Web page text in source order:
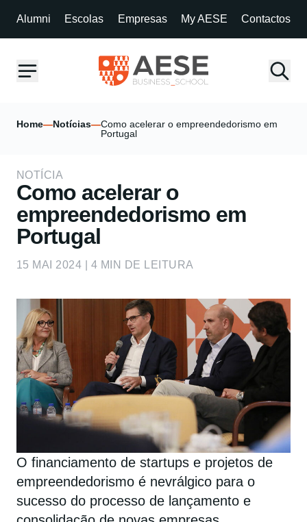
Alumni Escolas Empresas My AESE Contactos
Home—Notícias—Como acelerar o empreendedorismo em
Portugal
NOTÍCIA
Como acelerar o
empreendedorismo em
Portugal
15 MAI 2024 | 4 MIN DE LEITURA
O financiamento de startups e projetos de
empreendedorismo é nevrálgico para o
sucesso do processo de lançamento e